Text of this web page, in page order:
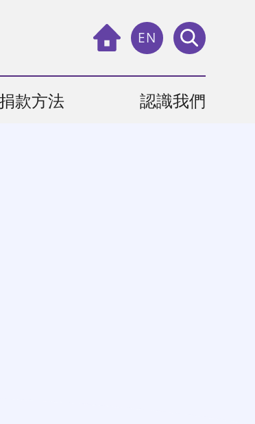
EN
款方法 認識我們